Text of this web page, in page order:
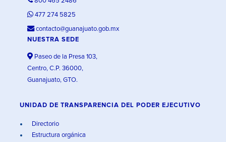
477 274 5825
contacto@guanajuato.gob.mx
NUESTRA SEDE
Paseo de la Presa 103,
Centro, C.P. 36000,
Guanajuato, GTO.
UNIDAD DE TRANSPARENCIA DEL PODER EJECUTIVO
Directorio
Estructura orgánica